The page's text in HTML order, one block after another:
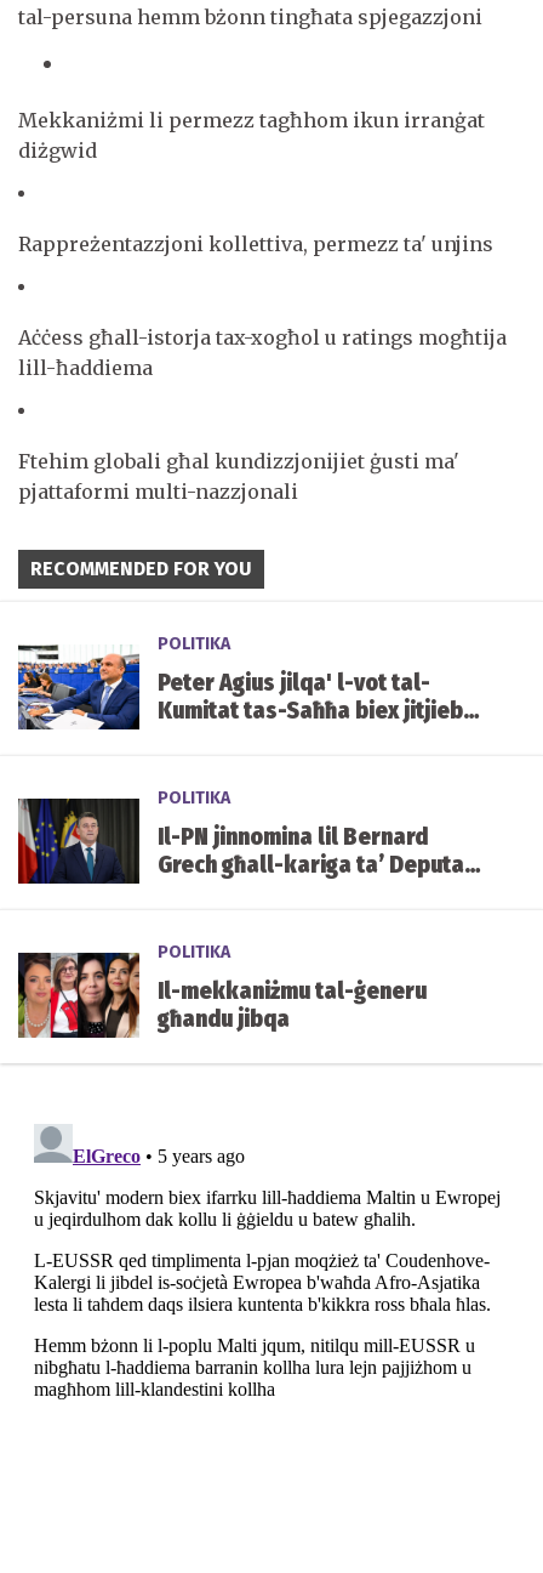
tal-persuna hemm bżonn tingħata spjegazzjoni
Mekkaniżmi li permezz tagħhom ikun irranġat
diżgwid
Rappreżentazzjoni kollettiva, permezz ta' unjins
Aċċess għall-istorja tax-xogħol u ratings mogħtija
lill-ħaddiema
Ftehim globali għal kundizzjonijiet ġusti ma'
pjattaformi multi-nazzjonali
RECOMMENDED FOR YOU
POLITIKA
Peter Agius jilqa' l-vot tal-
Kumitat tas-Saħħa biex jitjiebu
POLITIKA
Il-PN jinnomina lil Bernard
Grech għall-kariga ta’ Deputat
POLITIKA
Il-mekkaniżmu tal-ġeneru
għandu jibqa